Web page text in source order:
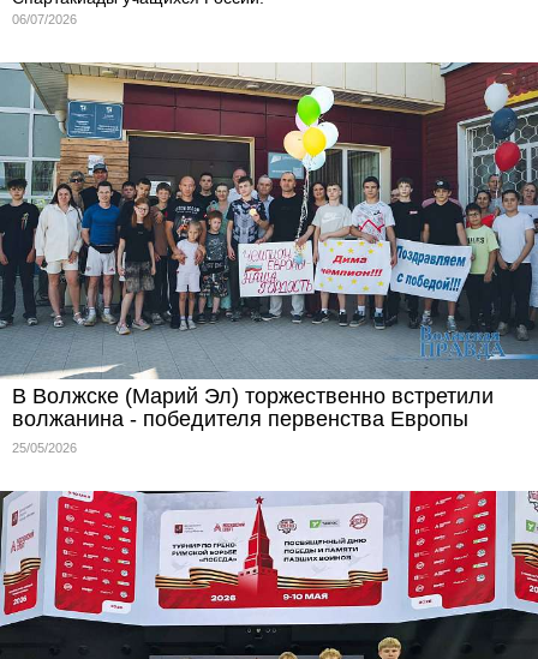
06/07/2026
В Волжске (Марий Эл) торжественно встретили
волжанина - победителя первенства Европы
25/05/2026